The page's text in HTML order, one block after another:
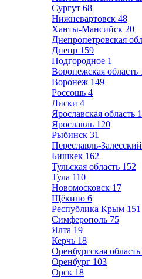
Сургут 68
Нижневартовск 48
Ханты-Мансийск 20
Днепропетровская
Днепр 159
Подгородное 1
Воронежская область
Воронеж 149
Россошь 4
Лиски 4
Ярославская область
Ярославль 120
Рыбинск 31
Переславль-Залесский
Бишкек 162
Тульская область 152
Тула 110
Новомосковск 17
Щёкино 6
Республика Крым 151
Симферополь 75
Ялта 19
Керчь 18
Оренбургская область
Оренбург 103
Орск 18